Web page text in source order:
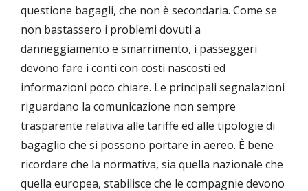
questione bagagli, che non è secondaria. Come se
non bastassero i problemi dovuti a
danneggiamento e smarrimento, i passeggeri
devono fare i conti con costi nascosti ed
informazioni poco chiare. Le principali segnalazioni
riguardano la comunicazione non sempre
trasparente relativa alle tariffe ed alle tipologie di
bagaglio che si possono portare in aereo. È bene
ricordare che la normativa, sia quella nazionale che
quella europea, stabilisce che le compagnie devono